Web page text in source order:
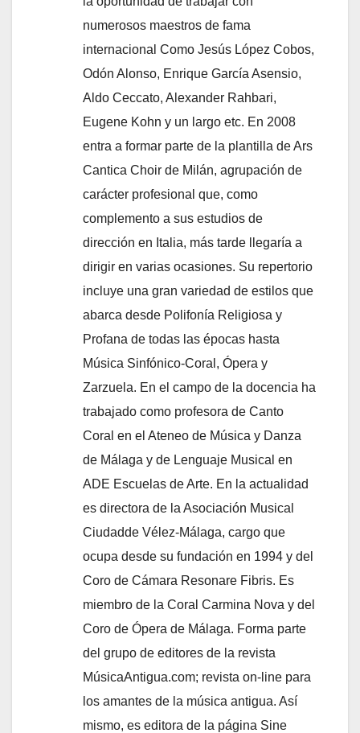
numerosos maestros de fama
internacional Como Jesús López Cobos,
Odón Alonso, Enrique García Asensio,
Aldo Ceccato, Alexander Rahbari,
Eugene Kohn y un largo etc. En 2008
entra a formar parte de la plantilla de Ars
Cantica Choir de Milán, agrupación de
carácter profesional que, como
complemento a sus estudios de
dirección en Italia, más tarde llegaría a
dirigir en varias ocasiones. Su repertorio
incluye una gran variedad de estilos que
abarca desde Polifonía Religiosa y
Profana de todas las épocas hasta
Música Sinfónico-Coral, Ópera y
Zarzuela. En el campo de la docencia ha
trabajado como profesora de Canto
Coral en el Ateneo de Música y Danza
de Málaga y de Lenguaje Musical en
ADE Escuelas de Arte. En la actualidad
es directora de la Asociación Musical
Ciudadde Vélez-Málaga, cargo que
ocupa desde su fundación en 1994 y del
Coro de Cámara Resonare Fibris. Es
miembro de la Coral Carmina Nova y del
Coro de Ópera de Málaga. Forma parte
del grupo de editores de la revista
MúsicaAntigua.com; revista on-line para
los amantes de la música antigua. Así
mismo, es editora de la página Sine